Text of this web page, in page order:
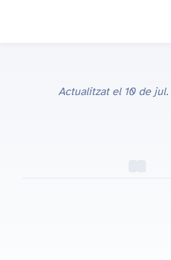
Actualitzat el 10 de